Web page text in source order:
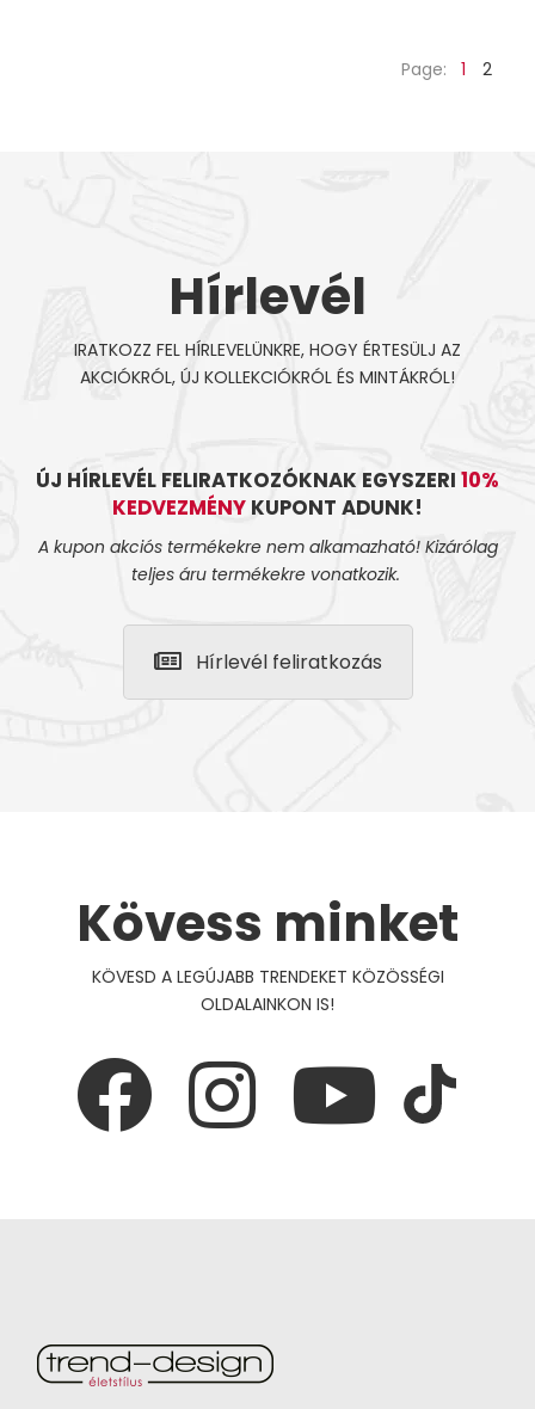
Page: 1 2
Hírlevél
IRATKOZZ FEL HÍRLEVELÜNKRE, HOGY ÉRTESÜLJ AZ
AKCIÓKRÓL, ÚJ KOLLEKCIÓKRÓL ÉS MINTÁKRÓL!
ÚJ HÍRLEVÉL FELIRATKOZÓKNAK EGYSZERI 10%
KEDVEZMÉNY KUPONT ADUNK!
A kupon akciós termékekre nem alkamazható! Kizárólag
teljes áru termékekre vonatkozik.
Hírlevél feliratkozás
Kövess minket
KÖVESD A LEGÚJABB TRENDEKET KÖZÖSSÉGI
OLDALAINKON IS!